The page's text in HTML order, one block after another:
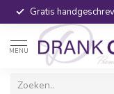
Gratis
MENU